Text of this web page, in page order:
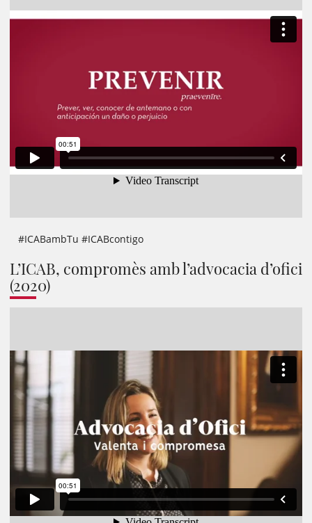
#ICABambTu #ICABcontigo
L’ICAB, compromès amb l’advocacia d’ofici
(2020)